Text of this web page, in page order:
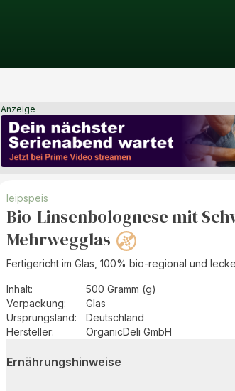
Anzeige
leipspeis
Bio-Linsenbolognese mit
Mehrwegglas
Fertigericht im Glas, 100% bio-regional und
Inhalt:
500 Gramm (g)
Verpackung:
Glas
Ursprungsland:
Deutschland
Hersteller: OrganicDeli GmbH
Ernährungshinweise